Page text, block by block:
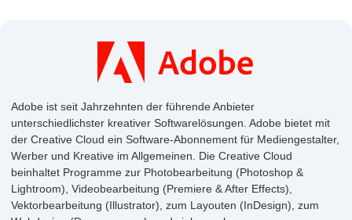
Adobe ist seit Jahrzehnten der führende Anbieter
unterschiedlichster kreativer Softwarelösungen. Adobe bietet mit
der Creative Cloud ein Software-Abonnement für Mediengestalter,
Werber und Kreative im Allgemeinen. Die Creative Cloud
beinhaltet Programme zur Photobearbeitung (Photoshop &
Lightroom), Videobearbeitung (Premiere & After Effects),
Vektorbearbeitung (Illustrator), zum Layouten (InDesign), zum